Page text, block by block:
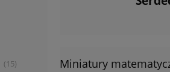
(15) Miniatury